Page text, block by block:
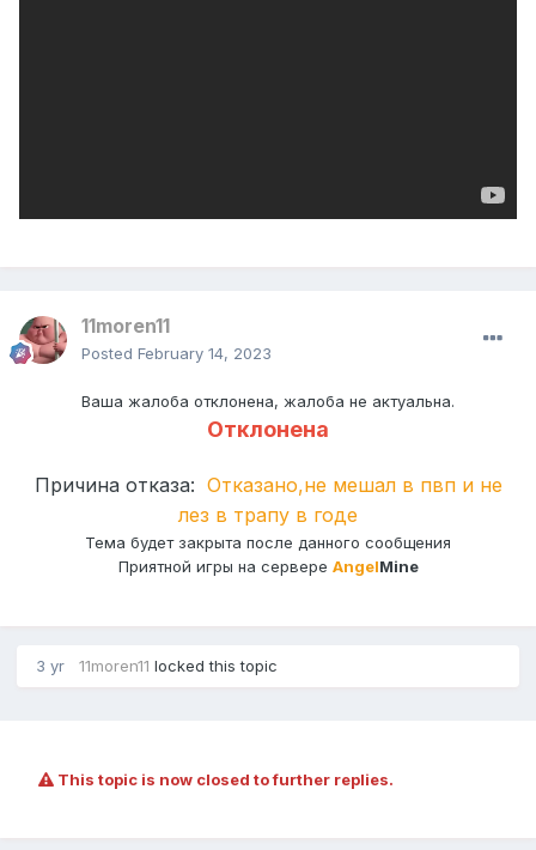
11moren11
Posted February 14, 2023
Ваша жалоба отклонена, жалоба не актуальна.
Отклонена
Причина отказа: Отказано,не мешал в пвп и не
лез в трапу в годе
Тема будет закрыта после данного сообщения
Приятной игры на сервере AngelMine
3 yr 11moren11 locked this topic
This topic is now closed to further replies.